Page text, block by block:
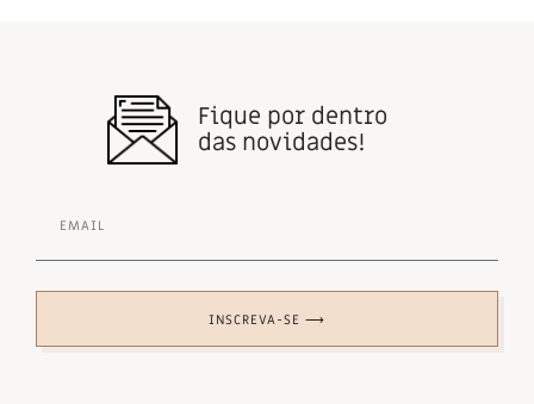
Fique por dentro
das novidades!
INSCREVA-SE ⟶